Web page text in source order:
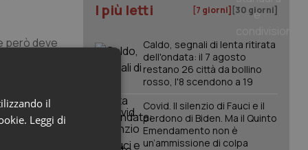
però deve
il
risponda
I più letti [7 giorni] [30 giorni]
Caldo, segnali di lenta ritirata
dell'ondata: il 7 agosto
restano 26 città da bollino
rosso, l'8 scendono a 19
Covid. Il silenzio di Fauci e il
perdono di Biden. Ma il Quinto
Emendamento non è
un’ammissione di colpa
il
Leggi di